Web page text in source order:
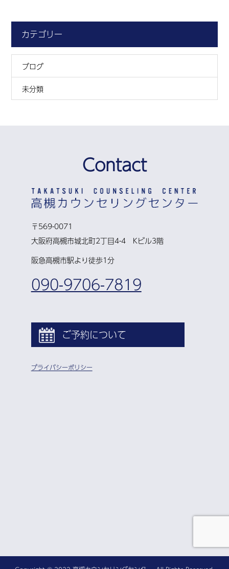
カテゴリー
ブログ
未分類
Contact
〒569-0071
大阪府高槻市城北町2丁目4-4 Kビル3階
阪急高槻市駅より徒歩1分
090-9706-7819
ご予約について
プライバシーポリシー